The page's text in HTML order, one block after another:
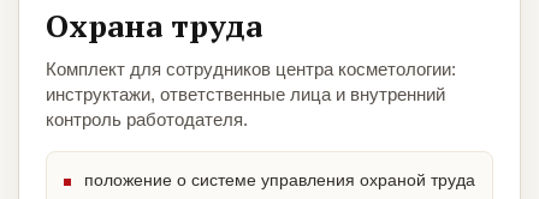
Охрана труда
Комплект для сотрудников центра косметологии:
инструктажи, ответственные лица и внутренний
контроль работодателя.
положение о системе управления охраной труда